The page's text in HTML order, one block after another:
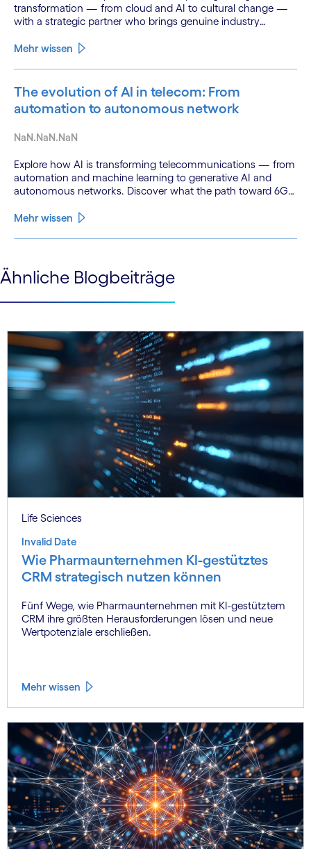
transformation — from cloud and AI to cultural change —
with a strategic partner who brings genuine industry
Mehr wissen
The evolution of AI in telecom: From
automation to autonomous network
NaN.NaN.NaN
Explore how AI is transforming telecommunications — from
automation and machine learning to generative AI and
autonomous networks. Discover what the path toward 6G
Mehr wissen
See more See less
Ähnliche Blogbeiträge
Life Sciences
Invalid Date
Wie Pharmaunternehmen KI-gestütztes
CRM strategisch nutzen können
Fünf Wege, wie Pharmaunternehmen mit KI-gestütztem
CRM ihre größten Herausforderungen lösen und neue
Wertpotenziale erschließen.
Mehr wissen